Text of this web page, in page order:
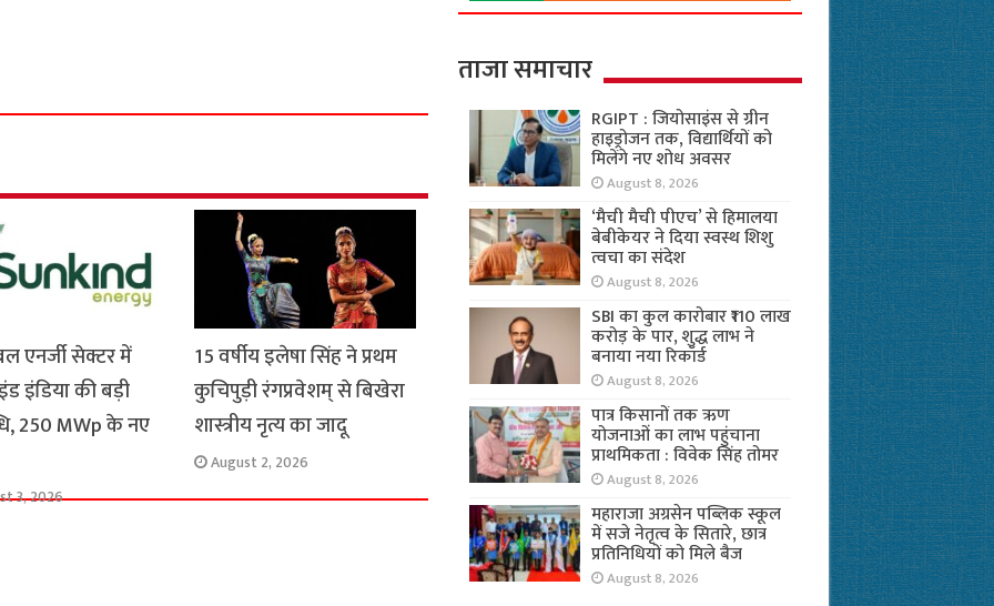
एनर्जी सेक्टर में
इंडिया की बड़ी
250 MWp के नए
3, 2026
15 वर्षीय इलेषा सिंह ने प्रथम
कुचिपुड़ी रंगप्रवेशम् से बिखेरा
शास्त्रीय नृत्य का जादू
August 2, 2026
ताजा समाचार
RGIPT : जियोसाइंस से ग्रीन
हाइड्रोजन तक, विद्यार्थियों को
मिलेंगे नए शोध अवसर
August 8, 2026
‘मैची मैची पीएच’ से हिमालया
बेबीकेयर ने दिया स्वस्थ शिशु
त्वचा का संदेश
August 8, 2026
SBI का कुल कारोबार ₹110 लाख
करोड़ के पार, शुद्ध लाभ ने
बनाया नया रिकॉर्ड
August 8, 2026
पात्र किसानों तक ऋण
योजनाओं का लाभ पहुंचाना
प्राथमिकता : विवेक सिंह तोमर
August 8, 2026
महाराजा अग्रसेन पब्लिक स्कूल
में सजे नेतृत्व के सितारे, छात्र
प्रतिनिधियों को मिले बैज
August 8, 2026